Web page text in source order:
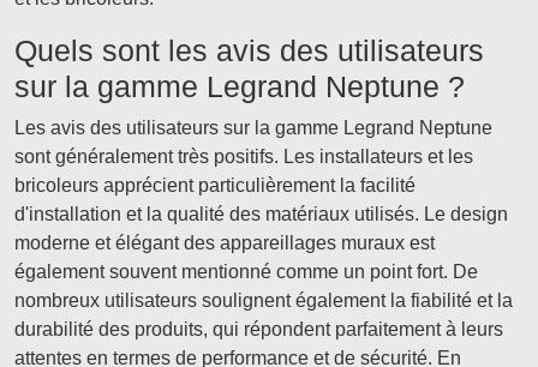
Quels sont les avis des utilisateurs
sur la gamme Legrand Neptune ?
Les avis des utilisateurs sur la gamme Legrand Neptune
sont généralement très positifs. Les installateurs et les
bricoleurs apprécient particulièrement la facilité
d'installation et la qualité des matériaux utilisés. Le design
moderne et élégant des appareillages muraux est
également souvent mentionné comme un point fort. De
nombreux utilisateurs soulignent également la fiabilité et la
durabilité des produits, qui répondent parfaitement à leurs
attentes en termes de performance et de sécurité. En